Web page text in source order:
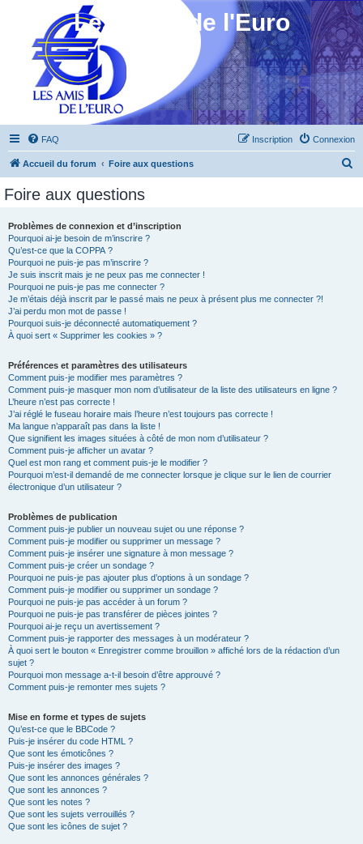
Les Amis de l'Euro
FAQ Connexion
Inscription
Accueil du forum Foire aux questions
Foire aux questions
Problèmes de connexion et d’inscription
Pourquoi ai-je besoin de m’inscrire ?
Qu’est-ce que la COPPA ?
Pourquoi ne puis-je pas m’inscrire ?
Je suis inscrit mais je ne peux pas me connecter !
Pourquoi ne puis-je pas me connecter ?
Je m’étais déjà inscrit par le passé mais ne peux à présent plus me connecter ?!
J’ai perdu mon mot de passe !
Pourquoi suis-je déconnecté automatiquement ?
À quoi sert « Supprimer les cookies » ?
Préférences et paramètres des utilisateurs
Comment puis-je modifier mes paramètres ?
Comment puis-je masquer mon nom d’utilisateur de la liste des utilisateurs en ligne ?
L’heure n’est pas correcte !
J’ai réglé le fuseau horaire mais l’heure n’est toujours pas correcte !
Ma langue n’apparaît pas dans la liste !
Que signifient les images situées à côté de mon nom d’utilisateur ?
Comment puis-je afficher un avatar ?
Quel est mon rang et comment puis-je le modifier ?
Pourquoi m’est-il demandé de me connecter lorsque je clique sur le lien de courrier
électronique d’un utilisateur ?
Problèmes de publication
Comment puis-je publier un nouveau sujet ou une réponse ?
Comment puis-je modifier ou supprimer un message ?
Comment puis-je insérer une signature à mon message ?
Comment puis-je créer un sondage ?
Pourquoi ne puis-je pas ajouter plus d’options à un sondage ?
Comment puis-je modifier ou supprimer un sondage ?
Pourquoi ne puis-je pas accéder à un forum ?
Pourquoi ne puis-je pas transférer de pièces jointes ?
Pourquoi ai-je reçu un avertissement ?
Comment puis-je rapporter des messages à un modérateur ?
À quoi sert le bouton « Enregistrer comme brouillon » affiché lors de la rédaction d’un
sujet ?
Pourquoi mon message a-t-il besoin d’être approuvé ?
Comment puis-je remonter mes sujets ?
Mise en forme et types de sujets
Qu’est-ce que le BBCode ?
Puis-je insérer du code HTML ?
Que sont les émoticônes ?
Puis-je insérer des images ?
Que sont les annonces générales ?
Que sont les annonces ?
Que sont les notes ?
Que sont les sujets verrouillés ?
Que sont les icônes de sujet ?